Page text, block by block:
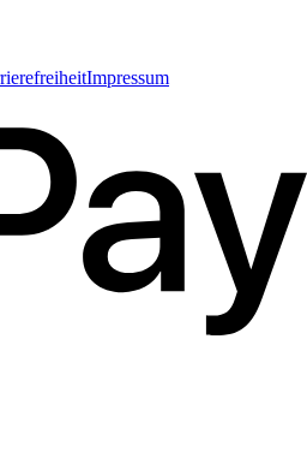
Impressum